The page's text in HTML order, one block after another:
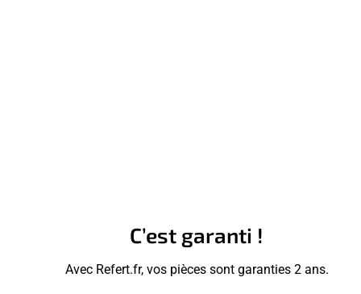
C’est garanti !
Avec Refert.fr, vos pièces sont garanties 2 ans.